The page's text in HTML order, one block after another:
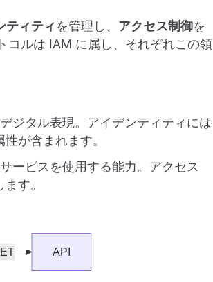
ティティを管理し、 アクセス制御を
コルは IAM に属し、それぞれこの領
ジタル表現。アイデンティティには
が含まれます。
ービスを使用する能力。アクセス
す。